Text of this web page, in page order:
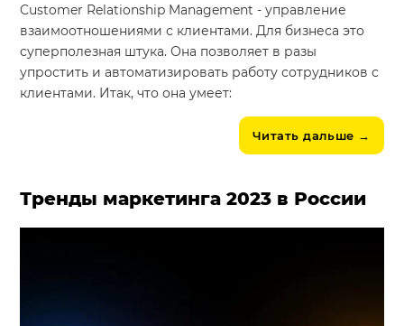
Customer Relationship Management - управление
взаимоотношениями с клиентами. Для бизнеса это
суперполезная штука. Она позволяет в разы
упростить и автоматизировать работу сотрудников с
клиентами. Итак, что она умеет:
Читать дальше →
Тренды маркетинга 2023 в России